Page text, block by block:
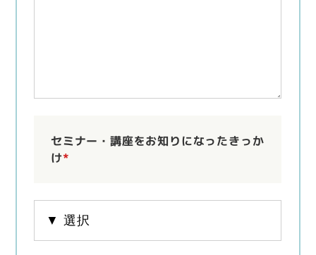
セミナー・講座をお知りになったきっか
け*